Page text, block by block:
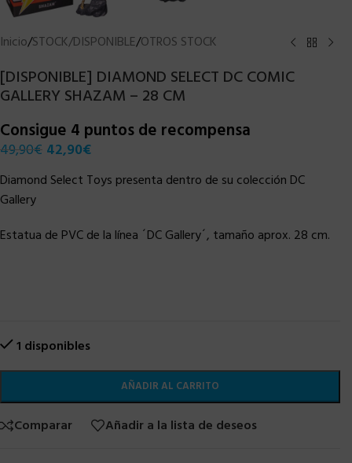
Inicio/STOCK/DISPONIBLE/OTROS STOCK
[DISPONIBLE] DIAMOND SELECT DC COMIC
GALLERY SHAZAM – 28 CM
Consigue 4 puntos de recompensa
49,90€ 42,90€
Diamond Select Toys presenta dentro de su colección DC
Gallery
Estatua de PVC de la línea ´DC Gallery´, tamaño aprox. 28 cm.
1 disponibles
AÑADIR AL CARRITO
Comparar Añadir a la lista de deseos